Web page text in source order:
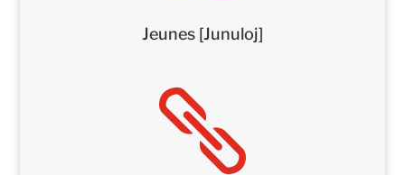
Jeunes [Junuloj]
